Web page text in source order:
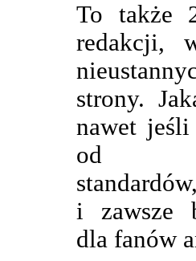
To także
redakcji,
strony.
nawet
od
i zawsze
dla fanów